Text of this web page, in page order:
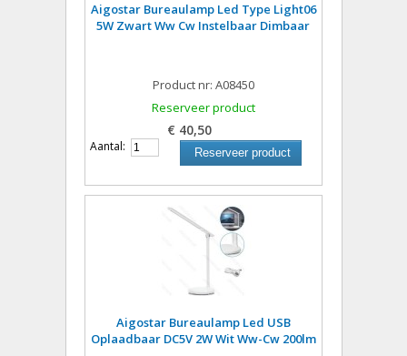
Aigostar Bureaulamp Led Type Light06
5W Zwart Ww Cw Instelbaar Dimbaar
Product nr: A08450
Reserveer product
€ 40,50
Aantal: Reserveer product
Aigostar Bureaulamp Led USB
Oplaadbaar DC5V 2W Wit Ww-Cw 200lm